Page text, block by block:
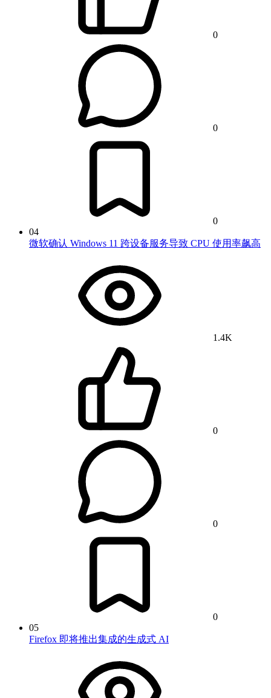
0
0
0
04
微软确认 Windows 11 跨设备服务导致 CPU 使用率飙高
1.4K
0
0
0
05
Firefox 即将推出集成的生成式 AI